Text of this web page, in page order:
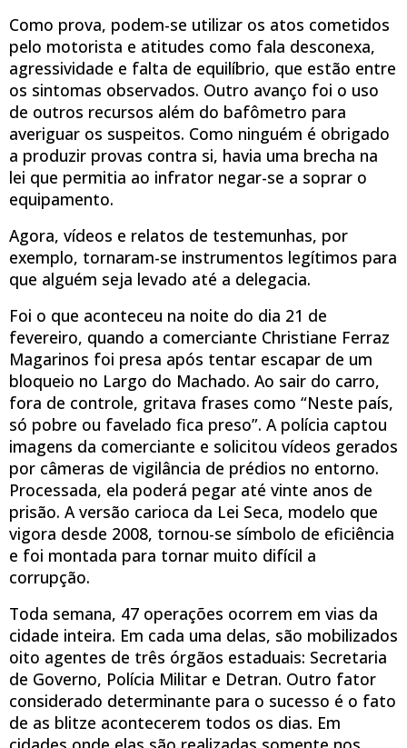
Como prova, podem-se utilizar os atos cometidos
pelo motorista e atitudes como fala desconexa,
agressividade e falta de equilíbrio, que estão entre
os sintomas observados. Outro avanço foi o uso
de outros recursos além do bafômetro para
averiguar os suspeitos. Como ninguém é obrigado
a produzir provas contra si, havia uma brecha na
lei que permitia ao infrator negar-se a soprar o
equipamento.
Agora, vídeos e relatos de testemunhas, por
exemplo, tornaram-se instrumentos legítimos para
que alguém seja levado até a delegacia.
Foi o que aconteceu na noite do dia 21 de
fevereiro, quando a comerciante Christiane Ferraz
Magarinos foi presa após tentar escapar de um
bloqueio no Largo do Machado. Ao sair do carro,
fora de controle, gritava frases como “Neste país,
só pobre ou favelado fica preso”. A polícia captou
imagens da comerciante e solicitou vídeos gerados
por câmeras de vigilância de prédios no entorno.
Processada, ela poderá pegar até vinte anos de
prisão. A versão carioca da Lei Seca, modelo que
vigora desde 2008, tornou-se símbolo de eficiência
e foi montada para tornar muito difícil a
corrupção.
Toda semana, 47 operações ocorrem em vias da
cidade inteira. Em cada uma delas, são mobilizados
oito agentes de três órgãos estaduais: Secretaria
de Governo, Polícia Militar e Detran. Outro fator
considerado determinante para o sucesso é o fato
de as blitze acontecerem todos os dias. Em